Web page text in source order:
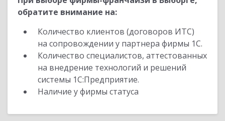
обратите внимание на:
Количество клиентов (договоров ИТС)
на сопровождении у партнера фирмы 1С.
Количество специалистов, аттестованных
на внедрение технологий и решений
системы 1С:Предприятие.
Наличие у фирмы статуса